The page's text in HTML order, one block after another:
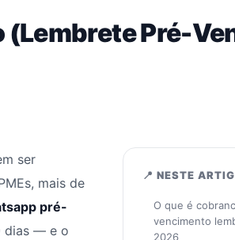
Pré-
ser
mais de
pré-
dias — e o
📍 NESTE
O que é
vencimento
2026